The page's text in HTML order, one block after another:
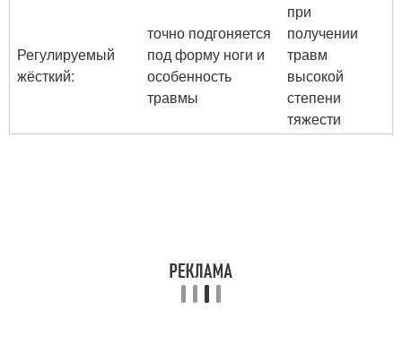
Регулируемый
жёсткий:
точно подгоняется
под форму ноги и
особенность
травмы
при
получении
травм
высокой
степени
тяжести